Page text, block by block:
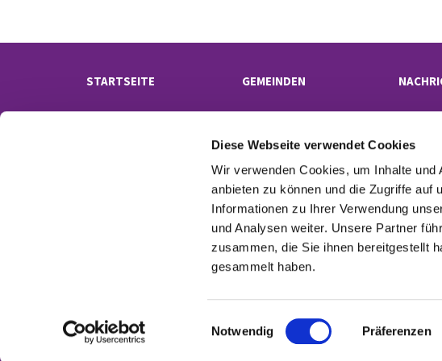
Diese Webseite verwendet Cookies
Wir verwenden Cookies, um Inhalte
anbieten zu können und die Zugriffe auf
Informationen zu Ihrer Verwendung
und Analysen weiter. Unsere Partner
zusammen, die Sie ihnen bereitgestellt
gesammelt haben.
i
Notwendig Präferenzen
STARTSEITE GEMEINDEN
Kontaktinformationen